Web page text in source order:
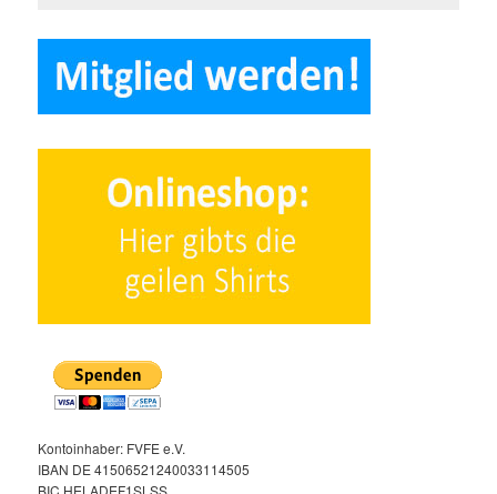
Kontoinhaber: FVFE e.V.
IBAN DE 41506521240033114505
BIC HELADEF1SLSS